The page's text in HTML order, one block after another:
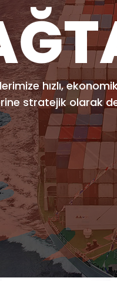
hızlı,
stratejik olarak
güvenli, çabuk,
profesyonel